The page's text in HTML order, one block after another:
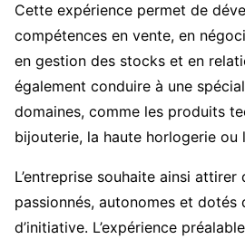
Cette expérience permet de
compétences en vente, en
en gestion des stocks et en
également conduire à une
domaines, comme les produits
bijouterie, la haute horlogerie ou
L’entreprise souhaite ainsi attirer
passionnés, autonomes et dotés
d’initiative. L’expérience